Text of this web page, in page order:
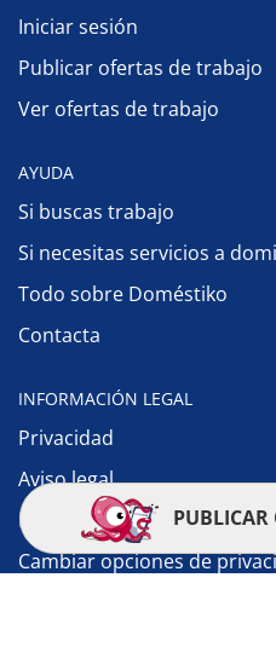
Iniciar sesión
Publicar ofertas de trabajo
Ver ofertas de trabajo
AYUDA
Si buscas trabajo
Si necesitas servicios a
Todo sobre Doméstiko
Contacta
INFORMACIÓN LEGAL
Privacidad
Aviso legal
Política de cookies
Cambiar opciones de
PUBLICAR